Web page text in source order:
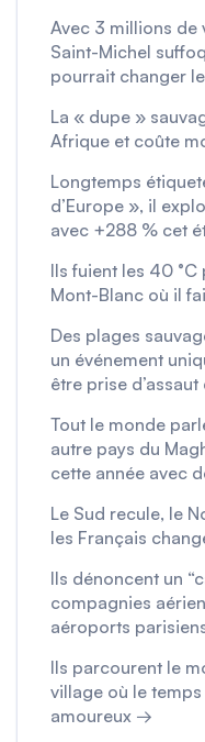
Avec 3 millions de
Saint-Michel
pourrait changer
La « dupe »
Afrique et coûte
Longtemps
d’Europe », il
avec +288 % cet
Ils fuient les 40
Mont-Blanc où il
Des plages
un événement
être prise
Tout le monde
autre pays du
cette année avec
Le Sud recule, le
les Français
Ils dénoncent un
compagnies
aéroports
Ils parcourent le
village où le
amoureux →